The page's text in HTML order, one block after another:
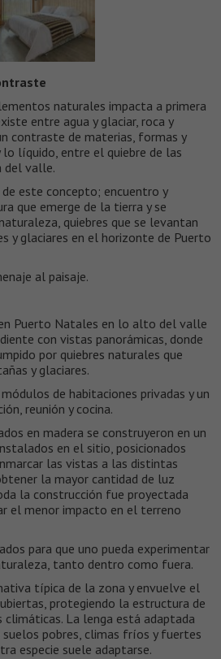
naturales impacta a primera
entre agua y glaciar, roca y
contraste de materias, formas y
líquido, entre el quiebre de las
del valle.
este concepto; encuentro y
que emerge de la tierra y se
quiebres que se levantan
y glaciares en el horizonte de Puerto
al paisaje.
Puerto Natales en lo alto del valle
con vistas panorámicas, donde
por quiebres naturales que
y glaciares.
de habitaciones privadas y un
reunión y cocina.
en madera se construyeron en un
en el sitio, posicionados
las vistas a las distintas
la mayor cantidad de luz
la construcción fue proyectada
el menor impacto en el terreno
para que uno pueda experimentar
tanto dentro como fuera.
típica de la zona y envuelve el
protegiendo la estructura de
climáticas. La lenga está adaptada
suelos pobres, climas fríos y fuertes
especie suele adaptarse.